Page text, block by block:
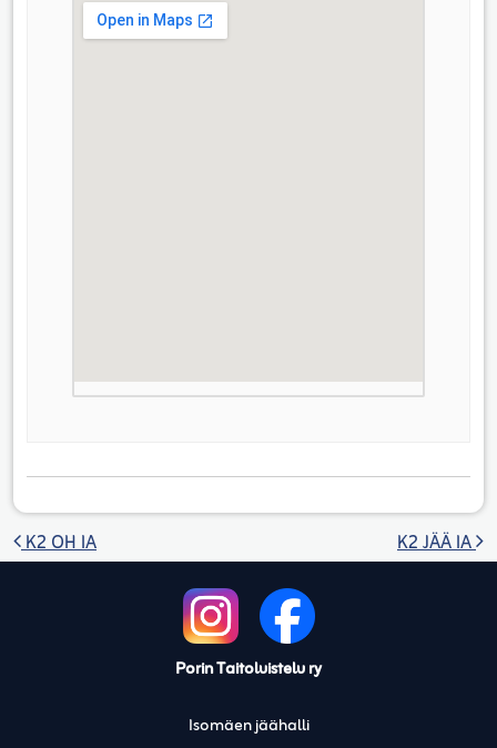
Artikkelien selaus
K2 OH IA K2 JÄÄ IA
Porin Taitoluistelu ry
Isomäen jäähalli